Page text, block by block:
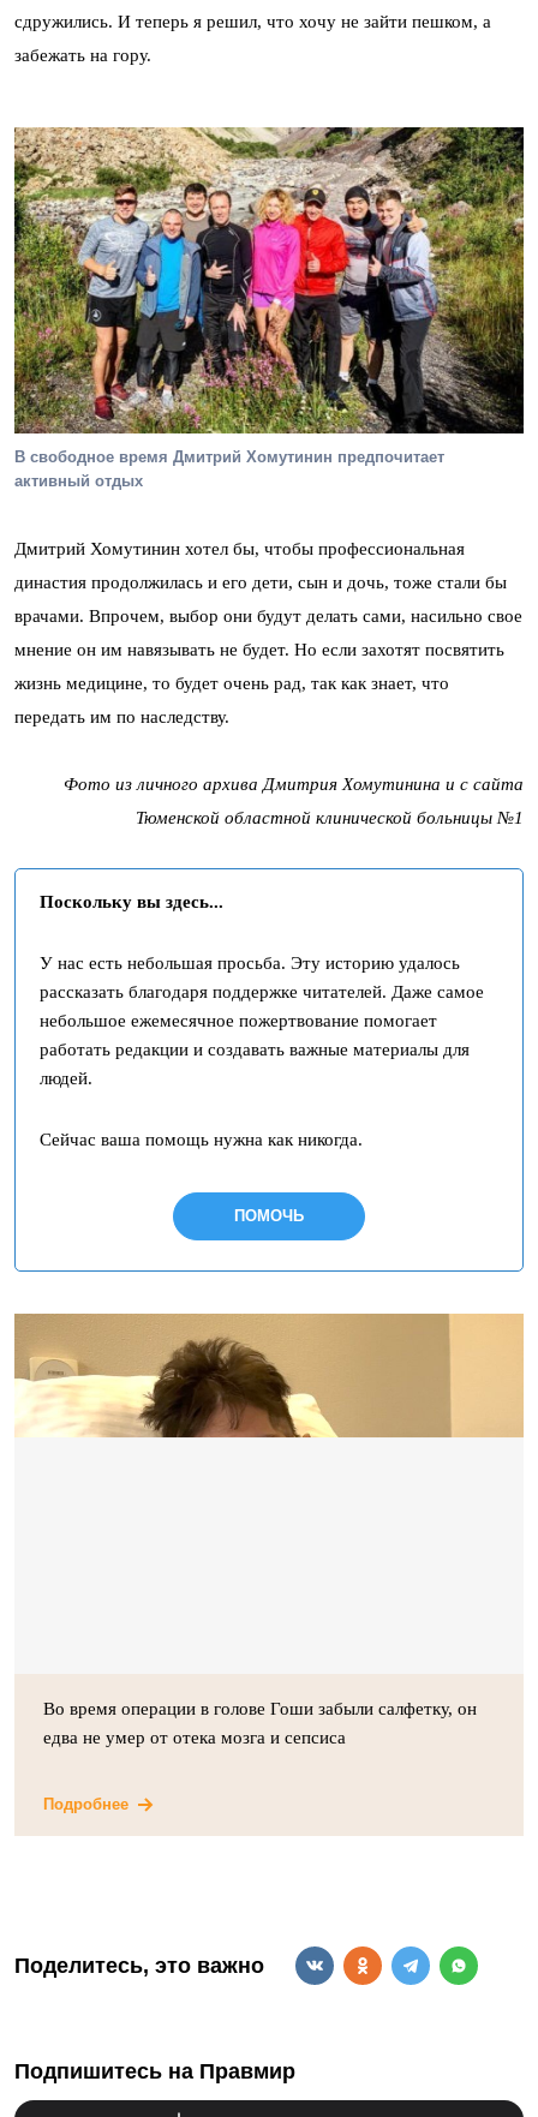
сдружились. И теперь я решил, что хочу не зайти пешком, а
забежать на гору.
В свободное время Дмитрий Хомутинин предпочитает
активный отдых
Дмитрий Хомутинин хотел бы, чтобы профессиональная
династия продолжилась и его дети, сын и дочь, тоже стали бы
врачами. Впрочем, выбор они будут делать сами, насильно свое
мнение он им навязывать не будет. Но если захотят посвятить
жизнь медицине, то будет очень рад, так как знает, что
передать им по наследству.
Фото из личного архива Дмитрия Хомутинина и с сайта
Тюменской областной клинической больницы №1
Поскольку вы здесь...
У нас есть небольшая просьба. Эту историю удалось
рассказать благодаря поддержке читателей. Даже самое
небольшое ежемесячное пожертвование помогает
работать редакции и создавать важные материалы для
людей.
Сейчас ваша помощь нужна как никогда.
ПОМОЧЬ
Во время операции в голове Гоши забыли салфетку, он
едва не умер от отека мозга и сепсиса
Подробнее
Поделитесь, это важно
Подпишитесь на Правмир